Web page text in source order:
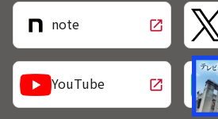
note open_in_new
YouTube open_in_new